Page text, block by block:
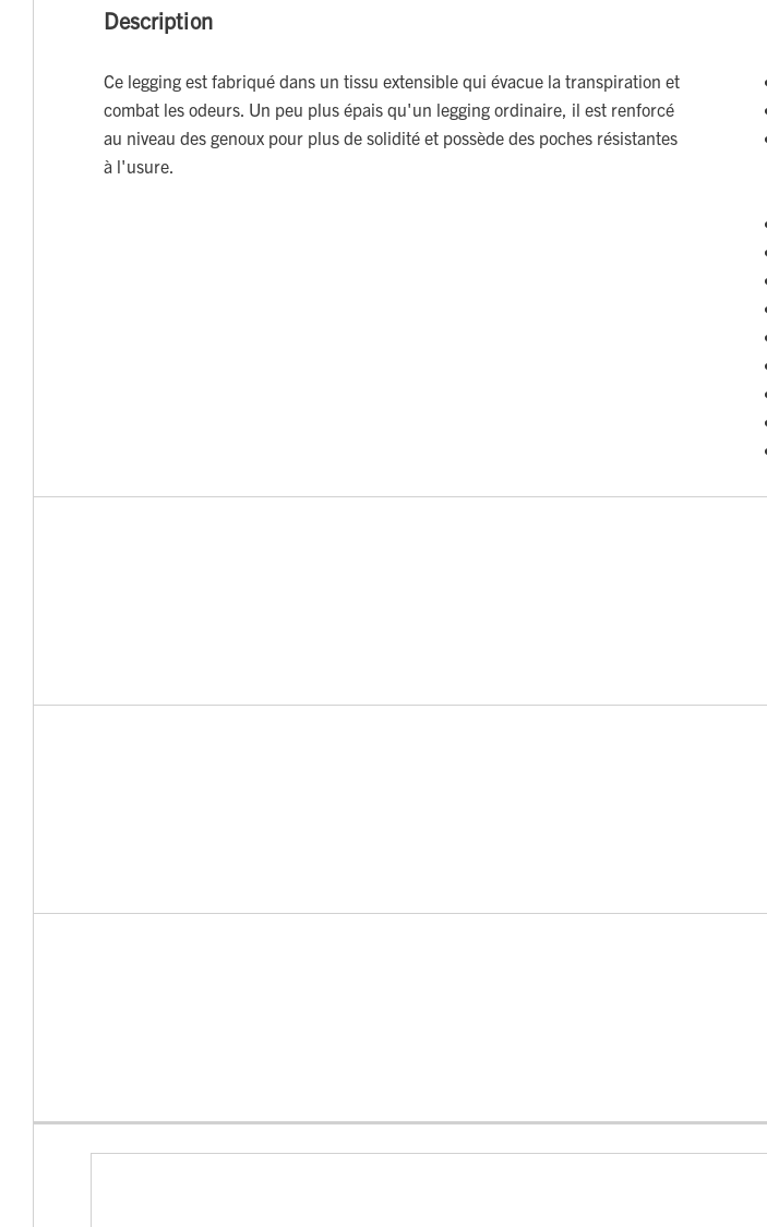
Description
Ce legging est fabriqué dans un tissu extensible qui évacue la transpiration et
combat les odeurs. Un peu plus épais qu'un legging ordinaire, il est renforcé
au niveau des genoux pour plus de solidité et possède des poches résistantes
à l'usure.